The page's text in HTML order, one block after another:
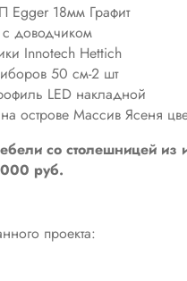
Egger 18мм Графит
с доводчиком
Innotech Hettich
50 см-2 шт
LED накладной
острове Массив Ясеня
со столешницей из
руб.
проекта: